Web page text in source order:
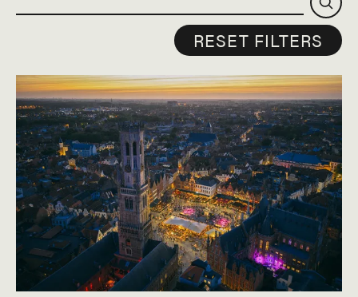
RESET FILTERS